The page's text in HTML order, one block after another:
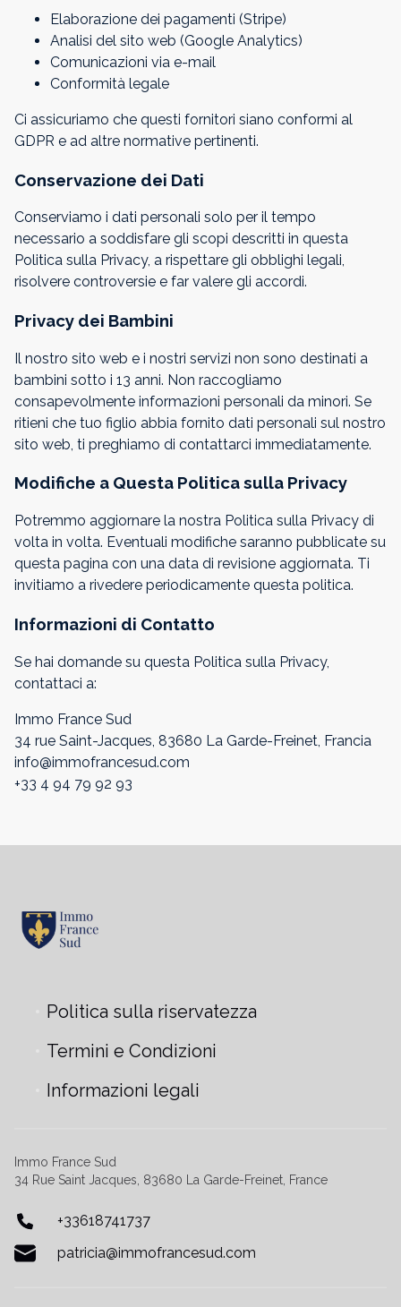
Elaborazione dei pagamenti (Stripe)
Analisi del sito web (Google Analytics)
Comunicazioni via e-mail
Conformità legale
Ci assicuriamo che questi fornitori siano conformi al
GDPR e ad altre normative pertinenti.
Conservazione dei Dati
Conserviamo i dati personali solo per il tempo
necessario a soddisfare gli scopi descritti in questa
Politica sulla Privacy, a rispettare gli obblighi legali,
risolvere controversie e far valere gli accordi.
Privacy dei Bambini
Il nostro sito web e i nostri servizi non sono destinati a
bambini sotto i 13 anni. Non raccogliamo
consapevolmente informazioni personali da minori. Se
ritieni che tuo figlio abbia fornito dati personali sul nostro
sito web, ti preghiamo di contattarci immediatamente.
Modifiche a Questa Politica sulla Privacy
Potremmo aggiornare la nostra Politica sulla Privacy di
volta in volta. Eventuali modifiche saranno pubblicate su
questa pagina con una data di revisione aggiornata. Ti
invitiamo a rivedere periodicamente questa politica.
Informazioni di Contatto
Se hai domande su questa Politica sulla Privacy,
contattaci a:
Immo France Sud
34 rue Saint-Jacques, 83680 La Garde-Freinet, Francia
info@immofrancesud.com
+33 4 94 79 92 93
Politica sulla riservatezza
Termini e Condizioni
Informazioni legali
Immo France Sud
34 Rue Saint Jacques, 83680 La Garde-Freinet, France
+33618741737
patricia@immofrancesud.com